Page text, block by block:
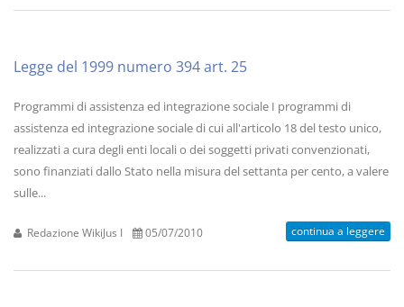
Legge del 1999 numero 394 art. 25
Programmi di assistenza ed integrazione sociale I programmi di
assistenza ed integrazione sociale di cui all'articolo 18 del testo unico,
realizzati a cura degli enti locali o dei soggetti privati convenzionati,
sono finanziati dallo Stato nella misura del settanta per cento, a valere
sulle...
Redazione WikiJus I 05/07/2010 continua a leggere